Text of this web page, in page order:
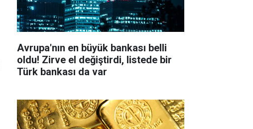
Avrupa'nın en büyük bankası belli
oldu! Zirve el değiştirdi, listede bir
Türk bankası da var